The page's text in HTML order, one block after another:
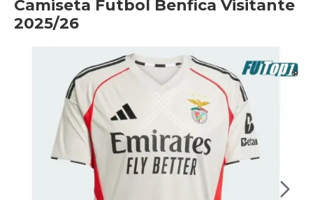
Camiseta Futbol Benfica Visitante
2025/26